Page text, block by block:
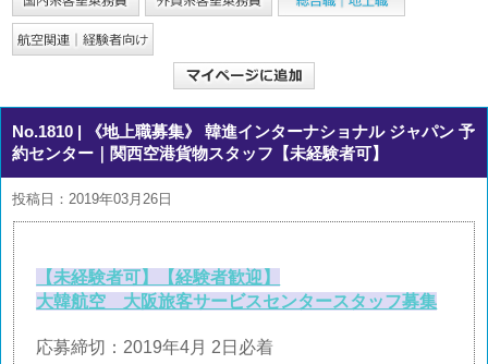
No.1810 | 《地上職募集》 韓進インターナショナル ジャパン 予
約センター｜関西空港貨物スタッフ【未経験者可】
投稿日：2019年03月26日
【未経験者可】【経験者歓迎】
大韓航空 大阪旅客サービスセンタースタッフ募集
応募締切：2019年4月 2日必着